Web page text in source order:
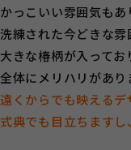
かっこいい雰囲気も
洗練された今どきな雰
大きな椿柄が入ってお
全体にメリハリがあ
遠くからでも映えるデ
式典でも目立ちますし